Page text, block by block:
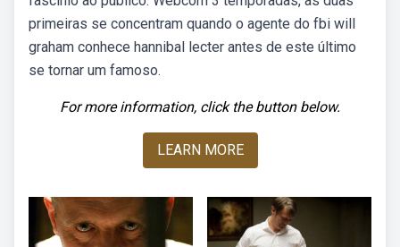
primeiras se concentram quando o agente do fbi will
graham conhece hannibal lecter antes de este último
se tornar um famoso.
For more information, click the button below.
LEARN MORE